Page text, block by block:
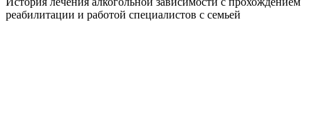
реабилитации и работой специалистов с семьей